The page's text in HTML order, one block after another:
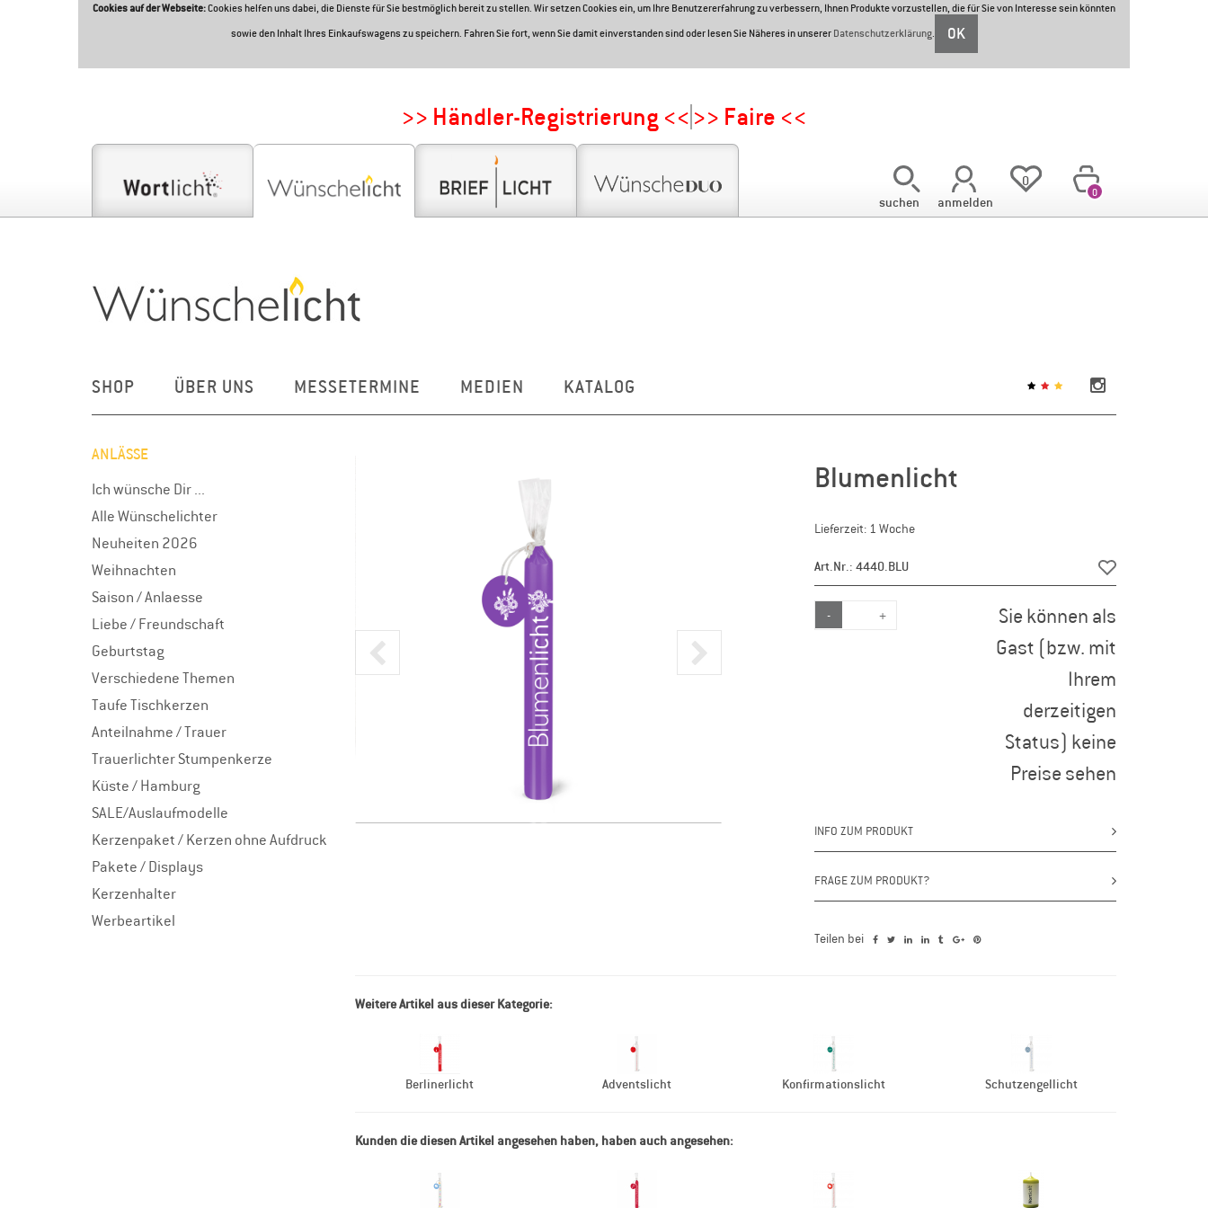
Cookies auf der Webseite:Cookies helfen uns dabei, die Dienste für Sie bestmöglich bereit zu stellen. Wir setzen Cookies ein, um Ihre Benutzererfahrung zu verbessern, Ihnen Produkte vorzustellen, die für Sie von Interesse sein könnten
sowie den Inhalt Ihres Einkaufswagens zu speichern. Fahren Sie fort, wenn Sie damit einverstanden sind oder lesen Sie Näheres in unsererDatenschutzerklärung. OK
>> Händler-Registrierung << >> Faire <<
suchen anmelden
0
0
SHOP ÜBER UNS MESSETERMINE MEDIEN KATALOG
Blumenlicht
Lieferzeit: 1 Woche
Art.Nr.: 4440.BLU
- +
Sie können als
Gast (bzw. mit
Ihrem
derzeitigen
Status) keine
Preise sehen
INFO ZUM PRODUKT
FRAGE ZUM PRODUKT?
Teilen bei
Weitere Artikel aus dieser Kategorie:
Berlinerlicht Adventslicht Konfirmationslicht Schutzengellicht
Kunden die diesen Artikel angesehen haben, haben auch angesehen:
ANLÄSSE
Ich wünsche Dir ...
Alle Wünschelichter
Neuheiten 2026
Weihnachten
Saison / Anlaesse
Liebe / Freundschaft
Geburtstag
Verschiedene Themen
Taufe Tischkerzen
Anteilnahme / Trauer
Trauerlichter Stumpenkerze
Küste / Hamburg
SALE/Auslaufmodelle
Kerzenpaket / Kerzen ohne Aufdruck
Pakete / Displays
Kerzenhalter
Werbeartikel